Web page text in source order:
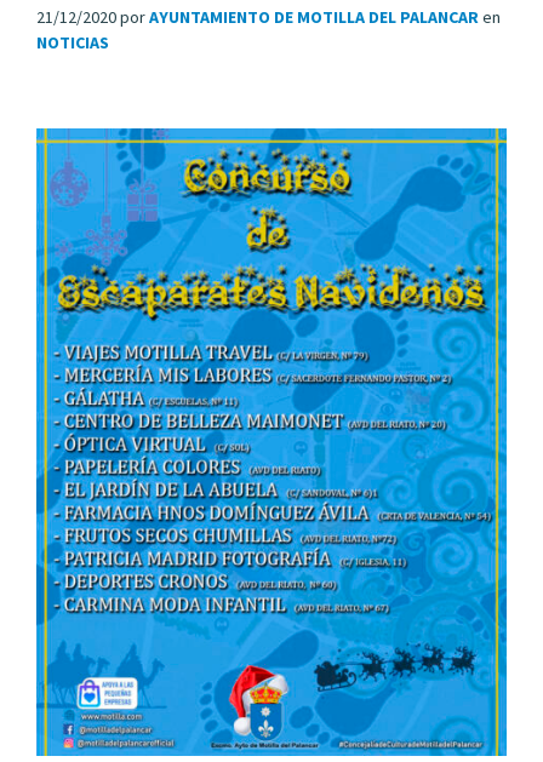
21/12/2020porAYUNTAMIENTO DE MOTILLA DEL PALANCARen
NOTICIAS